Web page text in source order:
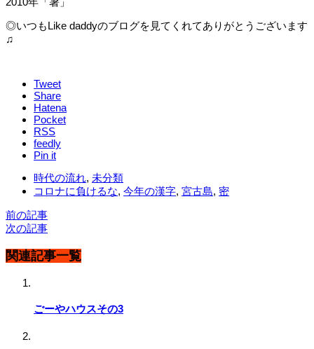
◎いつもLike daddyのブログを見てくれてありがとうございます
♫
Tweet
Share
Hatena
Pocket
RSS
feedly
Pin it
時代の流れ, 未分類
コロナに負けるな, 今年の漢字, 宮古島, 密
前の記事
次の記事
関連記事一覧
ごーやハウスその3